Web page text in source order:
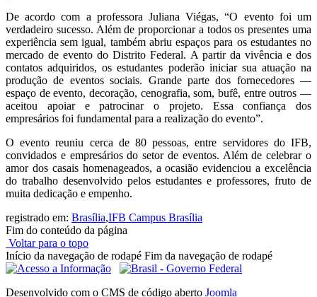
De acordo com a professora Juliana Viégas, “O evento foi um
verdadeiro sucesso. Além de proporcionar a todos os presentes uma
experiência sem igual, também abriu espaços para os estudantes no
mercado de evento do Distrito Federal. A partir da vivência e dos
contatos adquiridos, os estudantes poderão iniciar sua atuação na
produção de eventos sociais. Grande parte dos fornecedores —
espaço de evento, decoração, cenografia, som, bufê, entre outros —
aceitou apoiar e patrocinar o projeto. Essa confiança dos
empresários foi fundamental para a realização do evento”.
O evento reuniu cerca de 80 pessoas, entre servidores do IFB,
convidados e empresários do setor de eventos. Além de celebrar o
amor dos casais homenageados, a ocasião evidenciou a excelência
do trabalho desenvolvido pelos estudantes e professores, fruto de
muita dedicação e empenho.
registrado em: Brasília,IFB Campus Brasília
Fim do conteúdo da página
Voltar para o topo
Início da navegação de rodapé Fim da navegação de rodapé
Desenvolvido com o CMS de código aberto Joomla